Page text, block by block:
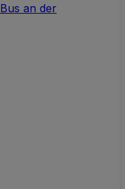
Bus an der